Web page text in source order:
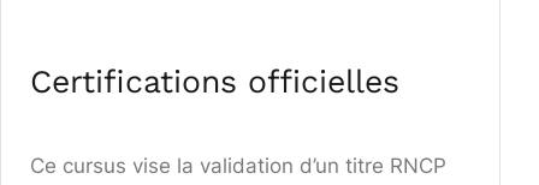
Certifications officielles
Ce cursus vise la validation d’un titre RNCP